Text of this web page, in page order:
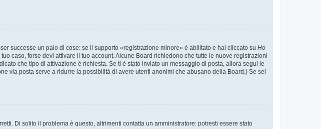
successe un paio di cose: se il supporto «registrazione minore» è abilitato e hai cliccato su Ho
caso, forse devi attivare il tuo account. Alcune Board richiedono che tutte le nuove registrazioni
che tipo di attivazione è richiesta. Se ti è stato inviato un messaggio di posta, allora segui le
via posta serve a ridurre la possibilità di avere utenti anonimi che abusano della Board.) Se sei
Di solito il problema è questo, altrimenti contatta un amministratore: potresti essere stato